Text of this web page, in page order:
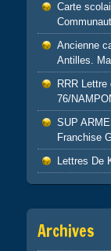
Carte
Ancienne
Antilles.
RRR
76/
SUP
Franchise
Lettres De
Archives